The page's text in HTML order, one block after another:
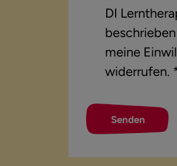
DI
meine
widerrufen.
Senden